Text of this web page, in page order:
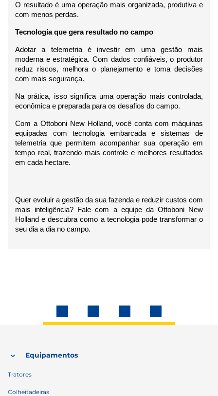
O resultado é uma operação mais organizada, produtiva e
com menos perdas.
Tecnologia que gera resultado no campo
Adotar a telemetria é investir em uma gestão mais
moderna e estratégica. Com dados confiáveis, o produtor
reduz riscos, melhora o planejamento e toma decisões
com mais segurança.
Na prática, isso significa uma operação mais controlada,
econômica e preparada para os desafios do campo.
Com a Ottoboni New Holland, você conta com máquinas
equipadas com tecnologia embarcada e sistemas de
telemetria que permitem acompanhar sua operação em
tempo real, trazendo mais controle e melhores resultados
em cada hectare.
Quer evoluir a gestão da sua fazenda e reduzir custos com
mais inteligência? Fale com a equipe da Ottoboni New
Holland e descubra como a tecnologia pode transformar o
seu dia a dia no campo.
Equipamentos
Tratores
Colheitadeiras